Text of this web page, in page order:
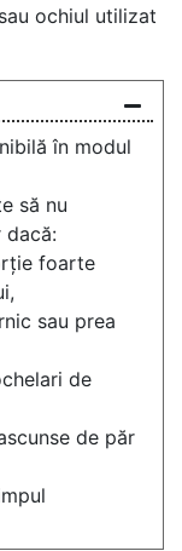
ochiul utilizat
în modul
să nu
dacă:
foarte
sau prea
de
de păr